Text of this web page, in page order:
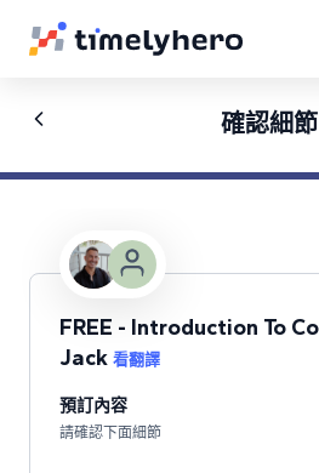
確認細節
FREE - Introduction To
Jack 看翻譯
預訂內容
請確認下面細節